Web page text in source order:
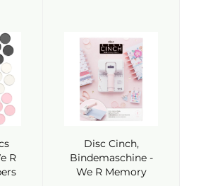
R
Disc Cinch,
Bindemaschine -
We R Memory